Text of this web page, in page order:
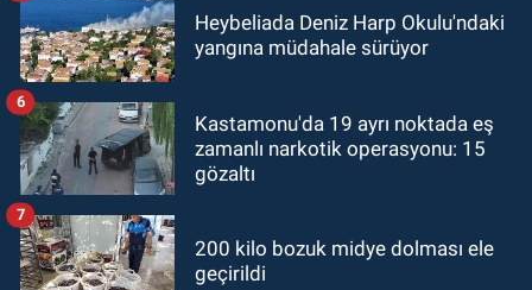
Heybeliada Deniz Harp Okulu'ndaki
yangına müdahale sürüyor
Kastamonu'da 19 ayrı noktada eş
zamanlı narkotik operasyonu: 15
gözaltı
6
200 kilo bozuk midye dolması ele
geçirildi
7